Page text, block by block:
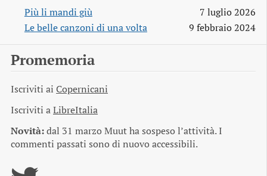
Più li mandi giù
7 luglio 2026
Le belle canzoni di una volta
9 febbraio 2024
Promemoria
Iscriviti ai Copernicani
Iscriviti aLibreItalia
Novità:dal 31 marzo Muut ha sospeso l’attività. I
commenti passati sono di nuovo accessibili.